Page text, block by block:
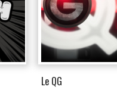
Le QG